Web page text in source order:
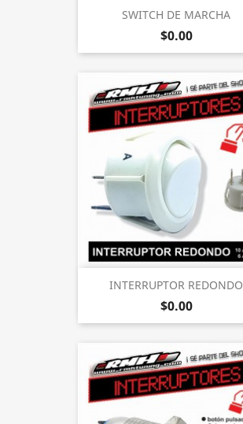
SWITCH DE MARCHA
$0.00
INTERRUPTOR REDONDO
$0.00